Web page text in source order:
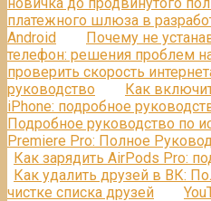
новичка до продвинутого
платежного шлюза в
Android
Почему не
телефон: решения проблем
проверить скорость
руководство
Как
iPhone: подробное
Подробное руководство по
Premiere Pro: Полное
Как зарядить AirPods Pro:
Как удалить друзей в ВК:
чистке списка друзей